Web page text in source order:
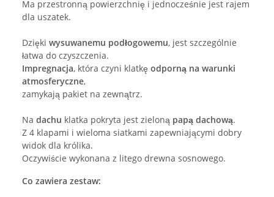
Ma przestronną powierzchnię i jednocześnie jest rajem
dla uszatek.
Dzięki wysuwanemu podłogowemu, jest szczególnie
łatwa do czyszczenia.
Impregnacja, która czyni klatkę odporną na warunki
atmosferyczne,
zamykają pakiet na zewnątrz.
Na dachu klatka pokryta jest zieloną papą dachową.
Z 4 klapami i wieloma siatkami zapewniającymi dobry
widok dla królika.
Oczywiście wykonana z litego drewna sosnowego.
Co zawiera zestaw: